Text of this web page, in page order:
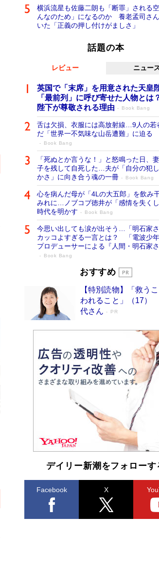
横浜流星も佐藤二朗も「断罪」される
んなのため」になるのか 養老孟司さ
いた「正義の押し付けがましさ」
話題の本
レビュー ニュー
英国で「末席」を用意された天皇
「最前列」に呼び寄せた人物と
陛下が尊敬される理由
Book Bang
舌は欠損、衣服には高放射線…9人の若
だ「世界一不気味な山岳遭難」に迫る
Book Bang
「死ぬとか言うな！」と怒鳴った日、
子を残して自死した…夫が「自分の犯
かさ」に向き合う魂の一冊
Book Bang
心を病んだ母が「4Lの大五郎」を飲み
みれに…ノブコブ徳井が「感情を失く
時代を明かす
Book Bang
今思い出しても涙が出そう…「明石家
カッコよすぎる一言とは？ 「電波少
プロデューサーによる『人間・明石家
Book Bang
「宇宙兄弟」最終46巻がベストセ
物語に幕 特装版には「宇宙で描
ンガ」も収録
Book Bang
美輪明宏 晩年の回答を集めた『ほほえ
「『火垂るの墓』は、大嘘である」原作
続けた“自責の念”とは…「自己憐憫は描
い」監督が徹底的にこだわったこと（
戦争の記憶
Book Bang
入社10年目にして最下位の営業がトッ
転 上司の“意外な一言”から生まれた「
Book Bang
皇室はなぜ世界から尊敬されているの
皇陛下はお元気でおられるか」がサウジ
一声になる理由
おすすめ
【特別読物】「救う
われること」（17）
代さん
PR
デイリー新潮をフォローす
Facebook X